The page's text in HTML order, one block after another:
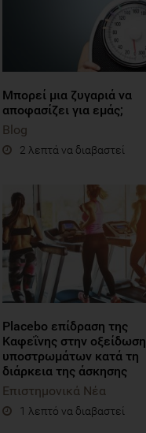
Μπορεί μια ζυγαριά να
αποφασίζει για εμάς;
Blog
2 λεπτά να διαβαστεί
Placebo επίδραση της
Καφεΐνης στην οξείδωση
υποστρωμάτων κατά τη
διάρκεια της άσκησης
Επιστημονικά Νέα
1 λεπτό να διαβαστεί